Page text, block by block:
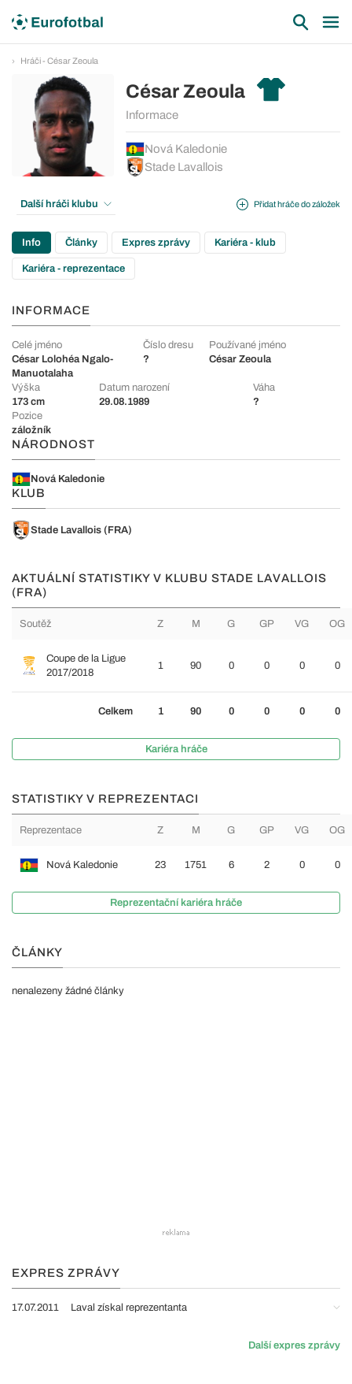
Hráči - César Zeoula
César Zeoula
Informace
Nová Kaledonie
Stade Lavallois
Přidat hráče do záložek
Další hráči klubu
Info Články Expres zprávy Kariéra - klub
Kariéra - reprezentace
INFORMACE
Celé jméno
César Lolohéa Ngalo-
Manuotalaha
Číslo dresu
?
Používané jméno
César Zeoula
Výška
173 cm
Datum narození
29.08.1989
Váha
?
Pozice
záložník
NÁRODNOST
Nová Kaledonie
KLUB
Stade Lavallois (FRA)
AKTUÁLNÍ STATISTIKY V KLUBU STADE LAVALLOIS
(FRA)
Soutěž Z M G GP VG OG
Coupe de la Ligue
2017/2018
1 90 0 0 0 0
Celkem 1 90 0 0 0 0
Kariéra hráče
STATISTIKY V REPREZENTACI
Reprezentace Z M G GP VG OG
Nová Kaledonie 23 1751 6 2 0 0
Reprezentační kariéra hráče
ČLÁNKY
nenalezeny žádné články
EXPRES ZPRÁVY
17.07.2011 Laval získal reprezentanta
Další expres zprávy